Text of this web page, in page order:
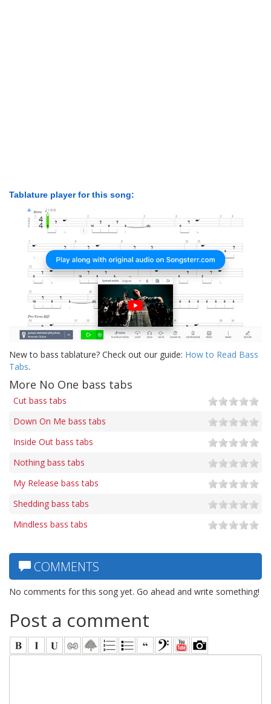
Tablature player for this song:
New to bass tablature? Check out our guide: How to Read Bass
Tabs.
More No One bass tabs
Cut bass tabs
Down On Me bass tabs
Inside Out bass tabs
Nothing bass tabs
My Release bass tabs
Shedding bass tabs
Mindless bass tabs
COMMENTS
No comments for this song yet. Go ahead and write something!
Post a comment